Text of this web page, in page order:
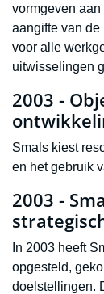
vormgeven
aangifte van de
voor alle
uitwisselingen
2003 -
Smals kiest
en het gebruik
2003 -
In 2003 heeft
opgesteld,
doelstellingen.